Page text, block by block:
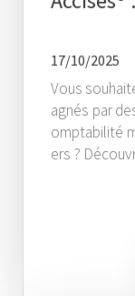
17/10/2025
Vous
agnés par
omptabilité
ers ?